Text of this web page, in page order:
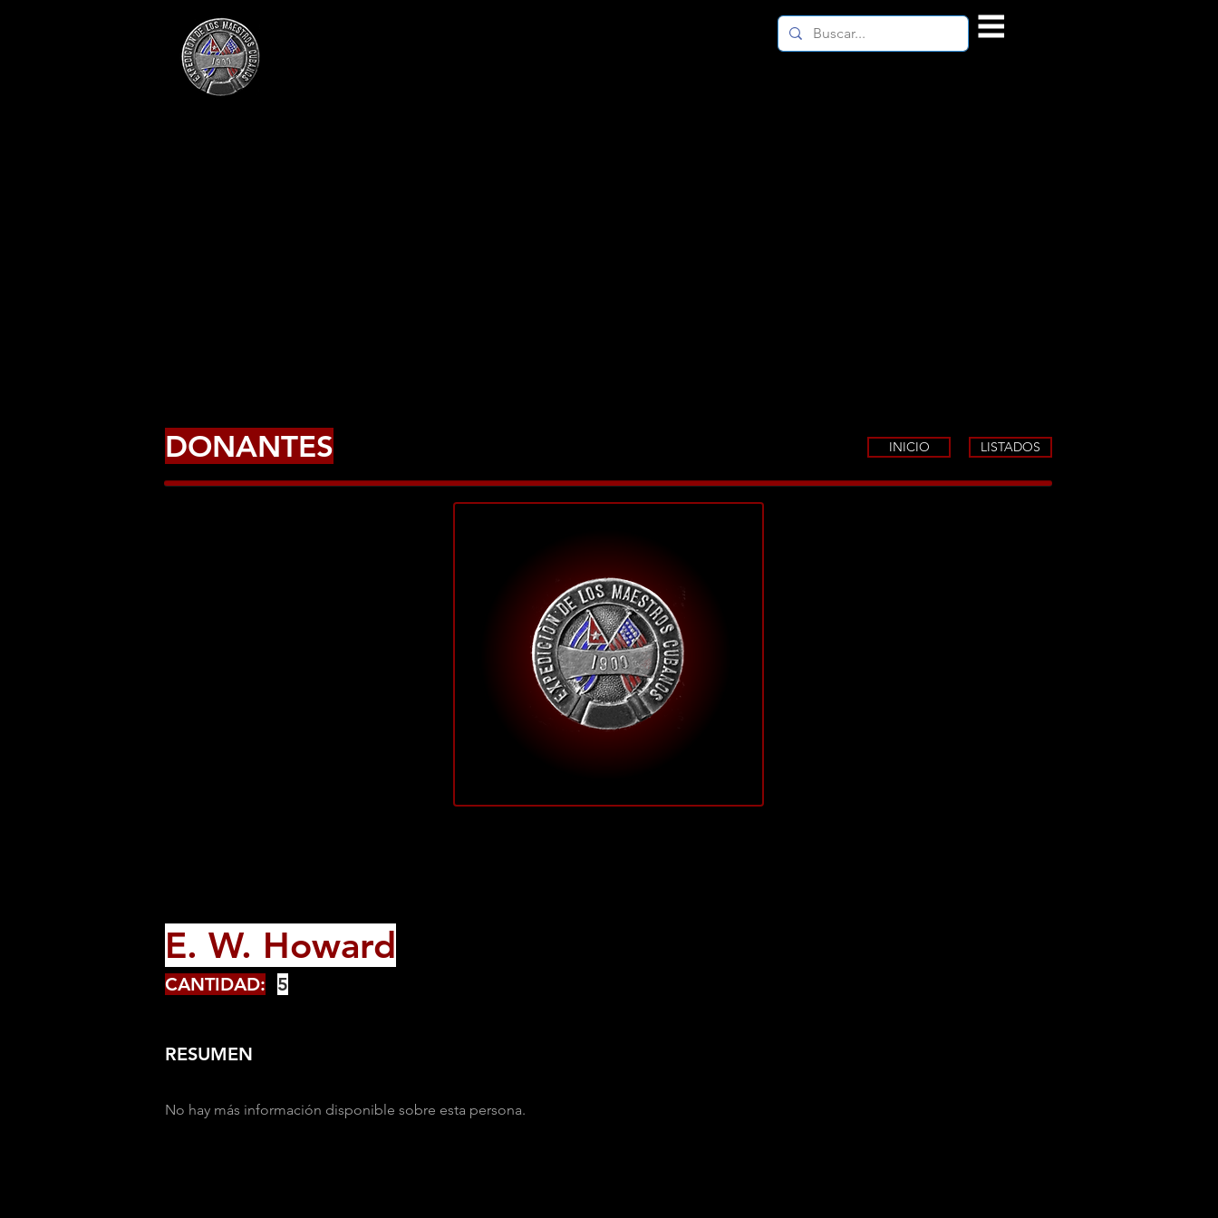
DONANTES INICIO LISTADOS
E. W. Howard
CANTIDAD: 5
RESUMEN
No hay más información disponible sobre esta persona.